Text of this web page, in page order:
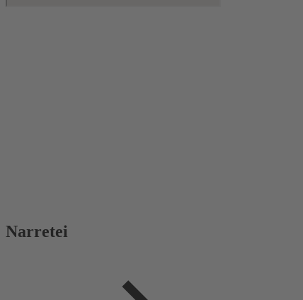
Narretei